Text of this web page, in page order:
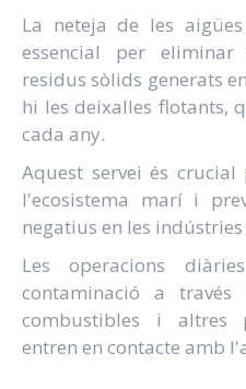
La neteja de les
essencial per
residus sòlids generats
hi les deixalles flotants,
cada any.
Aquest servei és
l'ecosistema marí i
negatius en les
Les operacions
contaminació a
combustibles i altres
entren en contacte amb